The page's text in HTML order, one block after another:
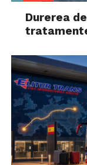
Durerea